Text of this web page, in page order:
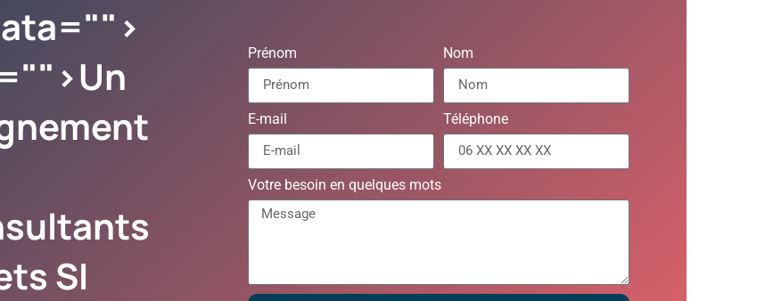
">
">Un
SI
Prénom Nom
E-mail Téléphone
Votre besoin en quelques mots